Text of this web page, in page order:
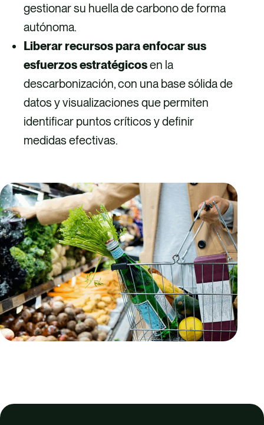
gestionar su huella de carbono de forma
autónoma.
Liberar recursos para enfocar sus
esfuerzos estratégicosen la
descarbonización, con una base sólida de
datos y visualizaciones que permiten
identificar puntos críticos y definir
medidas efectivas.